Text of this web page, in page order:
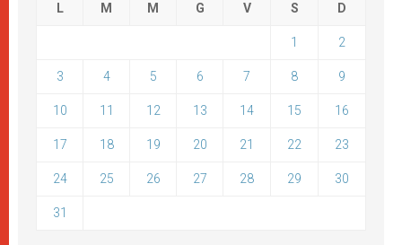
L M M G V S D
1 2
3 4 5 6 7 8 9
10 11 12 13 14 15 16
17 18 19 20 21 22 23
24 25 26 27 28 29 30
31